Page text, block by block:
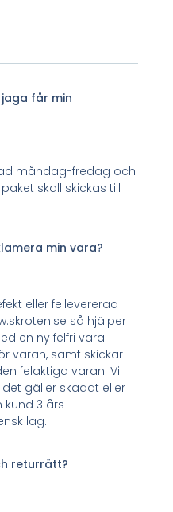
får min
måndag-fredag och
skall skickas till
min vara?
eller fellevererad
så hjälper
en ny felfri vara
varan, samt skickar
felaktiga varan. Vi
gäller skadat eller
kund 3 års
lag.
returrätt?